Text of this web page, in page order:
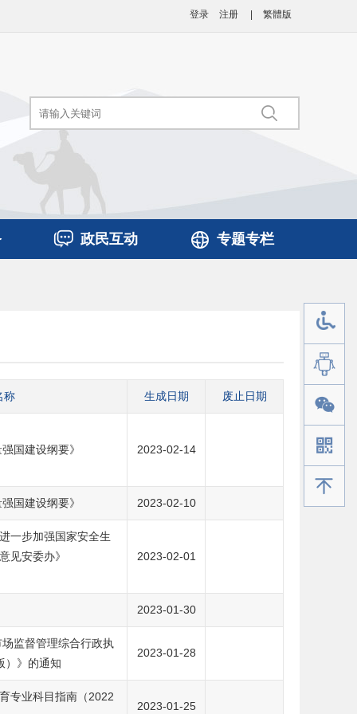
登录 注册 繁體版
政民互动 专题专栏
称 生成日期 废止日期
国建设纲要》 2023-02-14
国建设纲要》 2023-02-10
一步加强国家安全生
见安委办》
2023-02-01
2023-01-30
监督管理综合行政执
）》的通知
2023-01-28
专业科目指南（2022
2023-01-25
手机版